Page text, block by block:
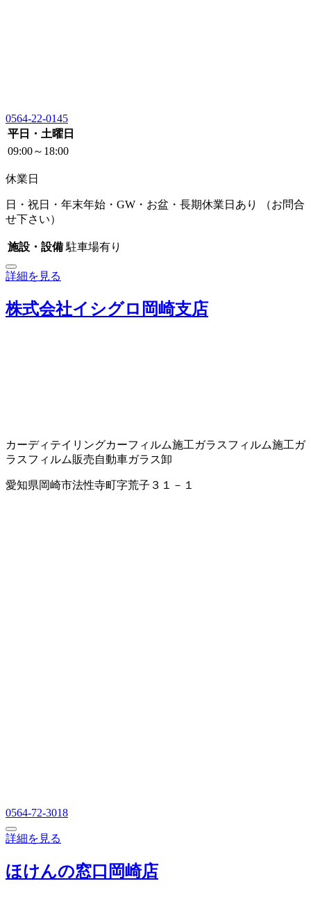
0564-22-0145
平日・土曜日
09:00～18:00
休業日
日・祝日・年末年始・GW・お盆・長期休業日あり （お問合
せ下さい）
施設・設備 駐車場有り
詳細を見る
株式会社イシグロ岡崎支店
カーディテイリングカーフィルム施工ガラスフィルム施工ガ
ラスフィルム販売自動車ガラス卸
愛知県岡崎市法性寺町字荒子３１－１
0564-72-3018
詳細を見る
ほけんの窓口岡崎店